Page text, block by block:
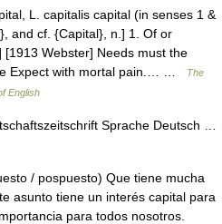
L. capitalis capital (in senses 1 &
and cf. {Capital}, n.] 1. Of or
Webster] Needs must the
Expect with mortal pain.… …
The
English
Sprache Deutsch …
/ pospuesto) Que tiene mucha
asunto tiene un interés capital para
para todos nosotros.